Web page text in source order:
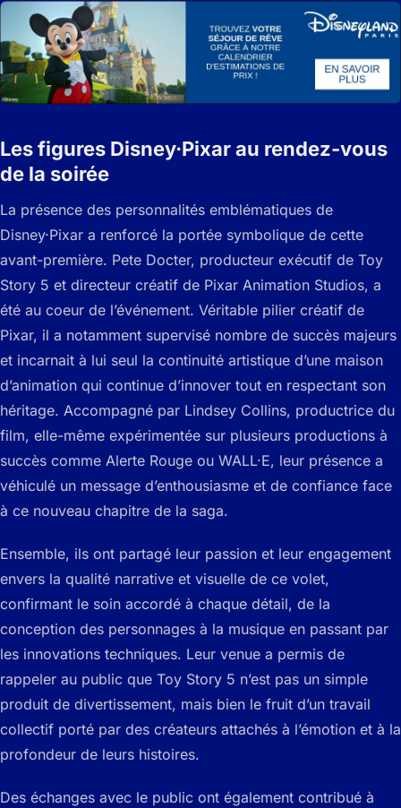
Les figures Disney·Pixar au rendez-vous
de la soirée
La présence des personnalités emblématiques de
Disney·Pixar a renforcé la portée symbolique de cette
avant-première. Pete Docter, producteur exécutif de Toy
Story 5 et directeur créatif de Pixar Animation Studios, a
été au coeur de l’événement. Véritable pilier créatif de
Pixar, il a notamment supervisé nombre de succès majeurs
et incarnait à lui seul la continuité artistique d’une maison
d’animation qui continue d’innover tout en respectant son
héritage. Accompagné par Lindsey Collins, productrice du
film, elle-même expérimentée sur plusieurs productions à
succès comme Alerte Rouge ou WALL·E, leur présence a
véhiculé un message d’enthousiasme et de confiance face
à ce nouveau chapitre de la saga.
Ensemble, ils ont partagé leur passion et leur engagement
envers la qualité narrative et visuelle de ce volet,
confirmant le soin accordé à chaque détail, de la
conception des personnages à la musique en passant par
les innovations techniques. Leur venue a permis de
rappeler au public que Toy Story 5 n’est pas un simple
produit de divertissement, mais bien le fruit d’un travail
collectif porté par des créateurs attachés à l’émotion et à la
profondeur de leurs histoires.
Des échanges avec le public ont également contribué à